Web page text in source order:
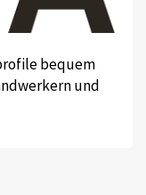
bequem
und